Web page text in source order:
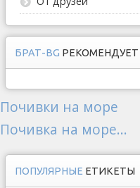
БРАТ-BG РЕКОМЕНДУЕТ
Почивки на море
Почивка на море...
ПОПУЛЯРНЫЕ ЕТИКЕТЫ